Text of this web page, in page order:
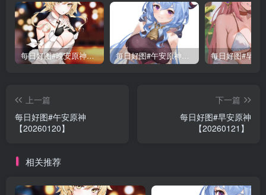
每日好图#晚安原神【221015】
上一篇
每日好图#午安原神
【20260120】
下一篇
每日好图#早安原神
【20260121】
相关推荐